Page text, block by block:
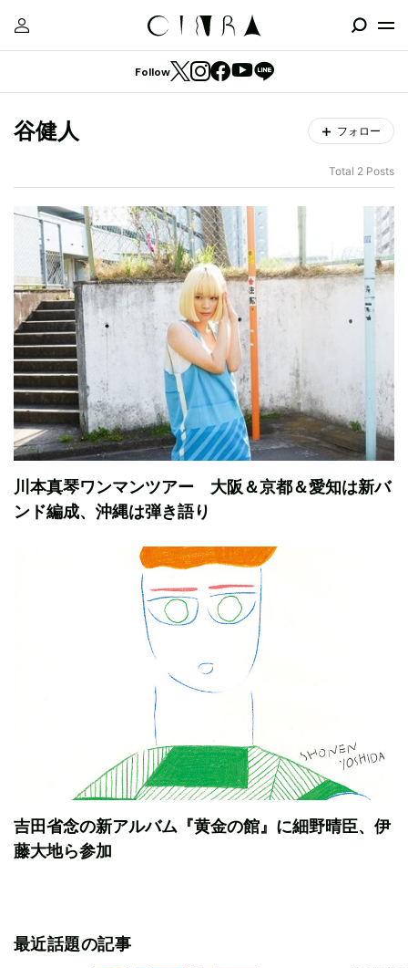
Follow
谷健人 フォロー
Total 2 Posts
川本真琴ワンマンツアー 大阪＆京都＆愛知は新バ
ンド編成、沖縄は弾き語り
吉田省念の新アルバム『黄金の館』に細野晴臣、伊
藤大地ら参加
最近話題の記事